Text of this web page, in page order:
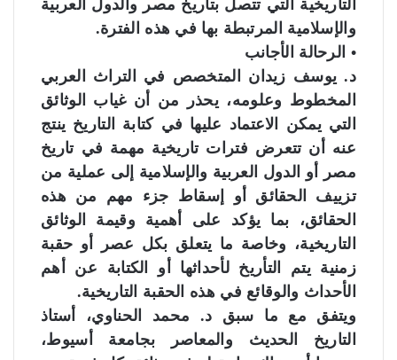
التاريخية التي تتصل بتاريخ مصر والدول العربية
والإسلامية المرتبطة بها في هذه الفترة.
• الرحالة الأجانب
د. يوسف زيدان المتخصص في التراث العربي
المخطوط وعلومه، يحذر من أن غياب الوثائق
التي يمكن الاعتماد عليها في كتابة التاريخ ينتج
عنه أن تتعرض فترات تاريخية مهمة في تاريخ
مصر أو الدول العربية والإسلامية إلى عملية من
تزييف الحقائق أو إسقاط جزء مهم من هذه
الحقائق، بما يؤكد على أهمية وقيمة الوثائق
التاريخية، وخاصة ما يتعلق بكل عصر أو حقبة
زمنية يتم التأريخ لأحداثها أو الكتابة عن أهم
الأحداث والوقائع في هذه الحقبة التاريخية.
ويتفق مع ما سبق د. محمد الحناوي، أستاذ
التاريخ الحديث والمعاصر بجامعة أسيوط،